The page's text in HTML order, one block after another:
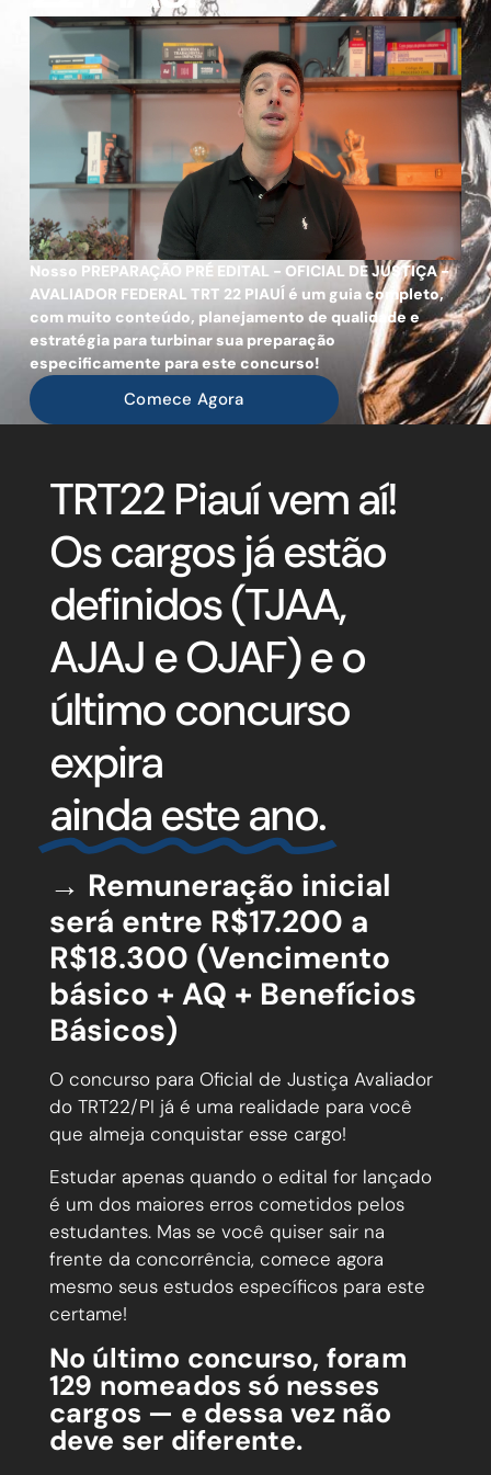
Nosso PREPARAÇÃO PRÉ EDITAL - OFICIAL DE JUSTIÇA -
AVALIADOR FEDERAL TRT 22 PIAUÍ é um guia completo,
com muito conteúdo, planejamento de qualidade e
estratégia para turbinar sua preparação
especificamente para este concurso!
Comece Agora
TRT22 Piauí vem aí!
Os cargos já estão
definidos (TJAA,
AJAJ e OJAF) e o
último concurso
expira
ainda este ano.
→ Remuneração inicial
será entre R$17.200 a
R$18.300 (Vencimento
básico + AQ + Benefícios
Básicos)
O concurso para Oficial de Justiça Avaliador
do TRT22/PI já é uma realidade para você
que almeja conquistar esse cargo!
Estudar apenas quando o edital for lançado
é um dos maiores erros cometidos pelos
estudantes. Mas se você quiser sair na
frente da concorrência, comece agora
mesmo seus estudos específicos para este
certame!
No último concurso, foram
129 nomeados só nesses
cargos — e dessa vez não
deve ser diferente.